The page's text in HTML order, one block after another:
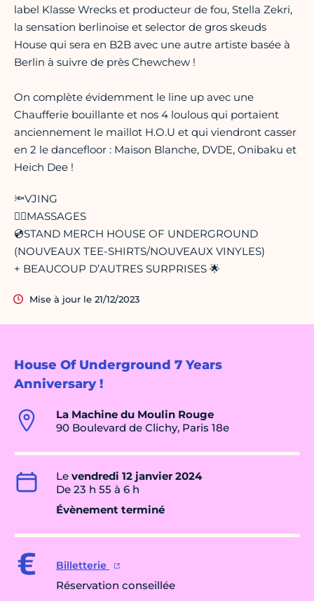
House Of Underground 7 Years
Anniversary !
La Machine du Moulin Rouge
90 Boulevard de Clichy, Paris 18e
Le vendredi 12 janvier 2024
De 23 h 55 à 6 h
Évènement terminé
Billetterie
Réservation conseillée
label Klasse Wrecks et producteur de fou, Stella Zekri,
la sensation berlinoise et selector de gros skeuds
House qui sera en B2B avec une autre artiste basée à
Berlin à suivre de près Chewchew !
On complète évidemment le line up avec une
Chaufferie bouillante et nos 4 loulous qui portaient
anciennement le maillot H.O.U et qui viendront casser
en 2 le dancefloor : Maison Blanche, DVDE, Onibaku et
Heich Dee !
🔦VJING
💆‍♂️MASSAGES
💿STAND MERCH HOUSE OF UNDERGROUND
(NOUVEAUX TEE-SHIRTS/NOUVEAUX VINYLES)
+ BEAUCOUP D’AUTRES SURPRISES 🌟
Mise à jour le 21/12/2023